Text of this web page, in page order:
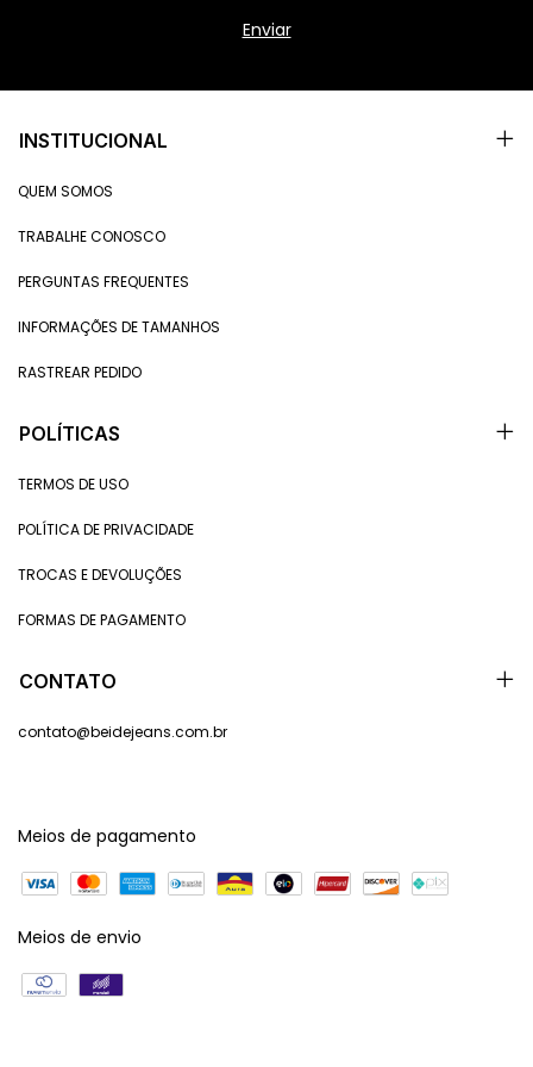
INSTITUCIONAL
QUEM SOMOS
TRABALHE CONOSCO
PERGUNTAS FREQUENTES
INFORMAÇÕES DE TAMANHOS
RASTREAR PEDIDO
POLÍTICAS
TERMOS DE USO
POLÍTICA DE PRIVACIDADE
TROCAS E DEVOLUÇÕES
FORMAS DE PAGAMENTO
CONTATO
contato@beidejeans.com.br
Meios de pagamento
Meios de envio